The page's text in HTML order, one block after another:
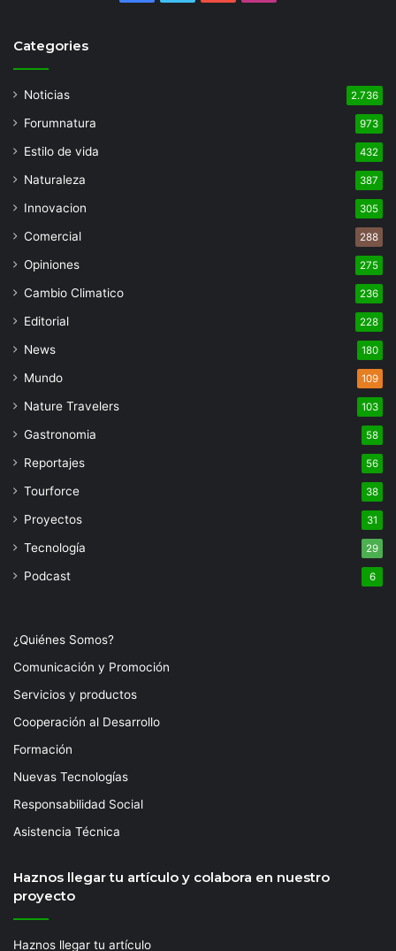
Categories
Noticias 2.736
Forumnatura 973
Estilo de vida 432
Naturaleza 387
Innovacion 305
Comercial 288
Opiniones 275
Cambio Climatico 236
Editorial 228
News 180
Mundo 109
Nature Travelers 103
Gastronomia 58
Reportajes 56
Tourforce 38
Proyectos 31
Tecnología 29
Podcast 6
¿Quiénes Somos?
Comunicación y Promoción
Servicios y productos
Cooperación al Desarrollo
Formación
Nuevas Tecnologías
Responsabilidad Social
Asistencia Técnica
Haznos llegar tu artículo y colabora en nuestro
proyecto
Haznos llegar tu artículo